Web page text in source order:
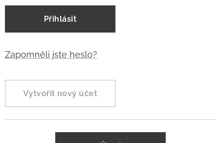
Přihlásit
Zapomněli jste heslo?
Vytvořit nový účet